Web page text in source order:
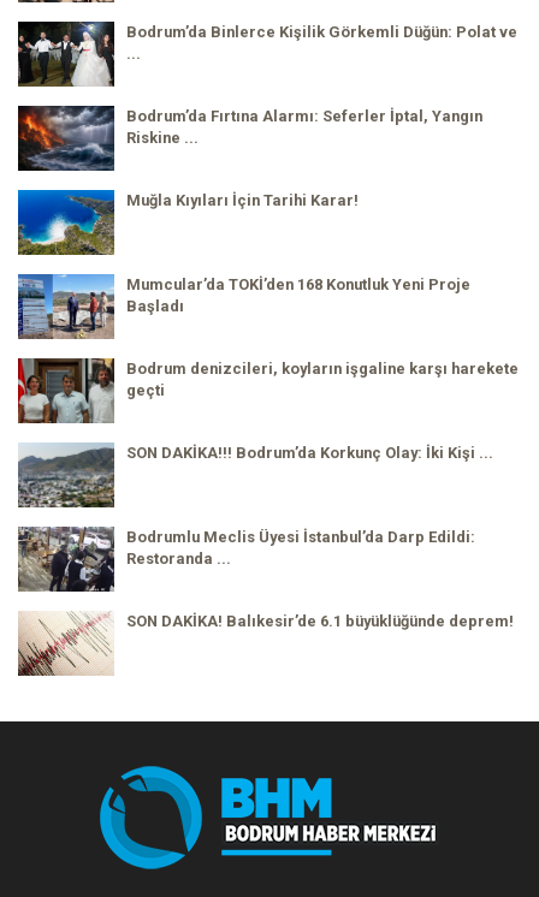
Bodrum’da Binlerce Kişilik Görkemli Düğün: Polat ve
...
Bodrum’da Fırtına Alarmı: Seferler İptal, Yangın
Riskine ...
Muğla Kıyıları İçin Tarihi Karar!
Mumcular’da TOKİ’den 168 Konutluk Yeni Proje
Başladı
Bodrum denizcileri, koyların işgaline karşı harekete
geçti
SON DAKİKA!!! Bodrum’da Korkunç Olay: İki Kişi ...
Bodrumlu Meclis Üyesi İstanbul’da Darp Edildi:
Restoranda ...
SON DAKİKA! Balıkesir’de 6.1 büyüklüğünde deprem!